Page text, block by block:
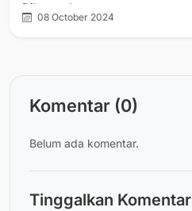
Diluncurkan
08 October 2024
Komentar (0)
Belum ada komentar.
Tinggalkan Komentar